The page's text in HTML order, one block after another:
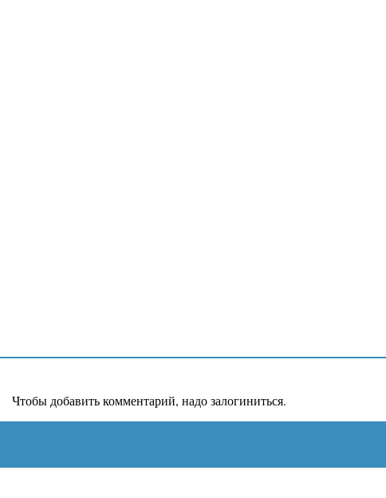
Чтобы добавить комментарий, надо залогиниться.